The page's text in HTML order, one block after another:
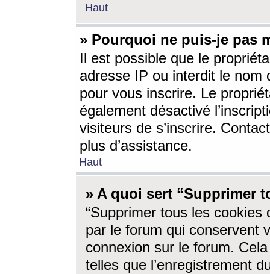
Haut
» Pourquoi ne puis-je pas
Il est possible que le
adresse IP ou interdit le nom
pour vous inscrire. Le
également désactivé
visiteurs de s’inscrire.
plus d’assistance.
Haut
» A quoi sert “Supprimer
“Supprimer tous les cookies
par le forum qui conservent
connexion sur le forum.
telles que l’enregistrement